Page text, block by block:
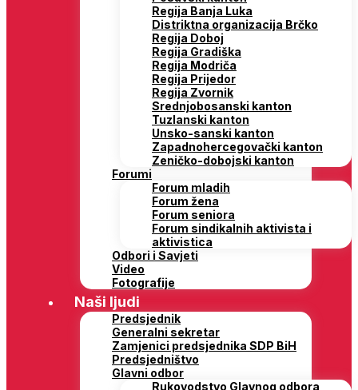
Regija Banja Luka
Distriktna organizacija Brčko
Regija Doboj
Regija Gradiška
Regija Modriča
Regija Prijedor
Regija Zvornik
Srednjobosanski kanton
Tuzlanski kanton
Unsko-sanski kanton
Zapadnohercegovački kanton
Zeničko-dobojski kanton
Forumi
Forum mladih
Forum žena
Forum seniora
Forum sindikalnih aktivista i
aktivistica
Odbori i Savjeti
Video
Fotografije
Naši ljudi
Predsjednik
Generalni sekretar
Zamjenici predsjednika SDP BiH
Predsjedništvo
Glavni odbor
Rukovodstvo Glavnog odbora